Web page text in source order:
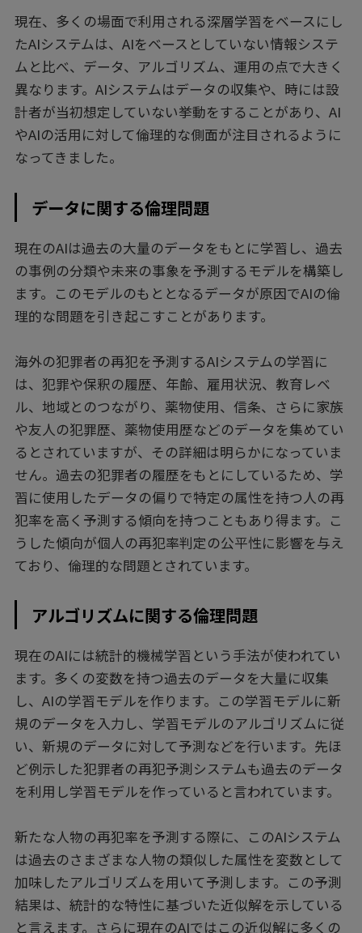
現在、多くの場面で利用される深層学習をベースにし
たAIシステムは、AIをベースとしていない情報システ
ムと比べ、データ、アルゴリズム、運用の点で大きく
異なります。AIシステムはデータの収集や、時には設
計者が当初想定していない挙動をすることがあり、AI
やAIの活用に対して倫理的な側面が注目されるように
なってきました。
データに関する倫理問題
現在のAIは過去の大量のデータをもとに学習し、過去
の事例の分類や未来の事象を予測するモデルを構築し
ます。このモデルのもととなるデータが原因でAIの倫
理的な問題を引き起こすことがあります。
海外の犯罪者の再犯を予測するAIシステムの学習に
は、犯罪や保釈の履歴、年齢、雇用状況、教育レベ
ル、地域とのつながり、薬物使用、信条、さらに家族
や友人の犯罪歴、薬物使用歴などのデータを集めてい
るとされていますが、その詳細は明らかになっていま
せん。過去の犯罪者の履歴をもとにしているため、学
習に使用したデータの偏りで特定の属性を持つ人の再
犯率を高く予測する傾向を持つこともあり得ます。こ
うした傾向が個人の再犯率判定の公平性に影響を与え
ており、倫理的な問題とされています。
アルゴリズムに関する倫理問題
現在のAIには統計的機械学習という手法が使われてい
ます。多くの変数を持つ過去のデータを大量に収集
し、AIの学習モデルを作ります。この学習モデルに新
規のデータを入力し、学習モデルのアルゴリズムに従
い、新規のデータに対して予測などを行います。先ほ
ど例示した犯罪者の再犯予測システムも過去のデータ
を利用し学習モデルを作っていると言われています。
新たな人物の再犯率を予測する際に、このAIシステム
は過去のさまざまな人物の類似した属性を変数として
加味したアルゴリズムを用いて予測します。この予測
結果は、統計的な特性に基づいた近似解を示している
と言えます。さらに現在のAIではこの近似解に多くの